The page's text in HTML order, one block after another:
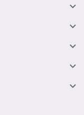




